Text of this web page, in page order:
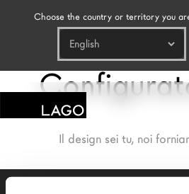
Choose the country or territory you
Prodotti
Ispirazione
Configuratore
Contract
Il design sei tu, noi